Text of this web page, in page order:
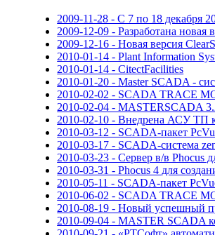
2009-11-28 - С 7 по 18 декабря
2009-12-09 - Разработана
2009-12-16 - Новая версия
2010-01-14 - Plant Information
2010-01-14 - CitectFacilities
2010-01-20 - Master SCADA -
2010-02-02 - SCADA TRACE
2010-02-04 - MASTERSCADA
2010-02-10 - Внедрена АСУ ТП
2010-03-12 - SCADA-пакет
2010-03-17 - SCADA-система
2010-03-23 - Сервер в/в Phocus
2010-03-31 - Phocus 4 для
2010-05-11 - SCADA-пакет
2010-06-02 - SCADA TRACE
2010-08-19 - Новый успешный
2010-09-04 - MASTER SCADA